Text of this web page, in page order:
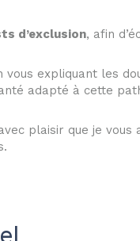
d’exclusion, afin
expliquant les
adapté à cette
plaisir que je vous